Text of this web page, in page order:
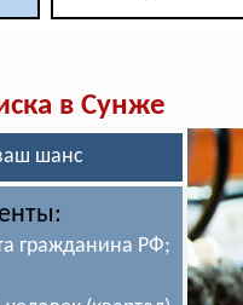
в Сунже
шанс
гражданина РФ;